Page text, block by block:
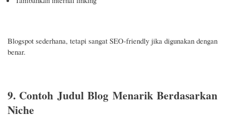
Blogspot sederhana, tetapi sangat SEO-friendly jika digunakan dengan
benar.
9. Contoh Judul Blog Menarik Berdasarkan
Niche